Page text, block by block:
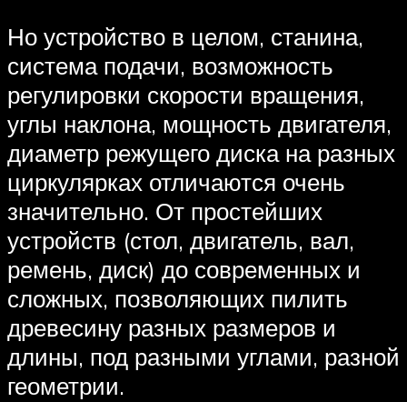
Но устройство в целом, станина,
система подачи, возможность
регулировки скорости вращения,
углы наклона, мощность двигателя,
диаметр режущего диска на разных
циркулярках отличаются очень
значительно. От простейших
устройств (стол, двигатель, вал,
ремень, диск) до современных и
сложных, позволяющих пилить
древесину разных размеров и
длины, под разными углами, разной
геометрии.